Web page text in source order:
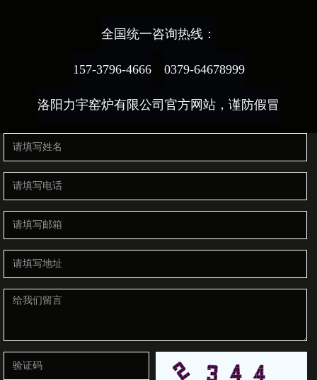
全国统一咨询热线：
157-3796-4666 0379-64678999
洛阳力宇窑炉有限公司官方网站，谨防假冒